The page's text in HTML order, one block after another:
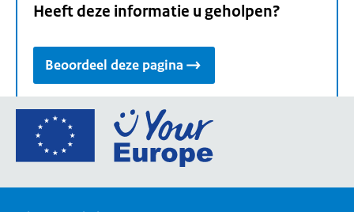
Heeft deze informatie u geholpen?
Beoordeel deze pagina
Ga
de